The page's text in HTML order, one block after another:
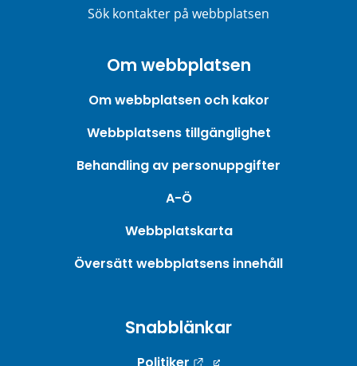
Sök kontakter på webbplatsen
Om webbplatsen
Om webbplatsen och kakor
Webbplatsens tillgänglighet
Behandling av personuppgifter
A-Ö
Webbplatskarta
Översätt webbplatsens innehåll
Snabblänkar
Politiker Länk till annan